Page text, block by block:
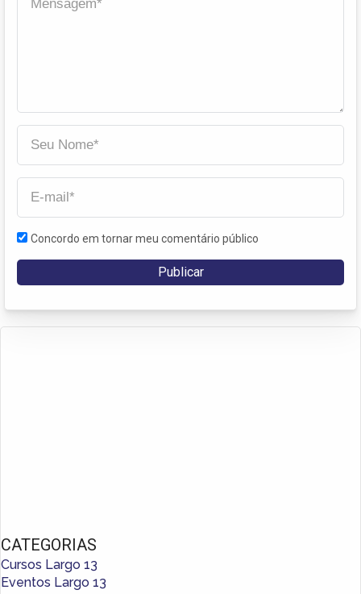
Concordo em tornar meu comentário público
CATEGORIAS
Cursos Largo 13
Eventos Largo 13